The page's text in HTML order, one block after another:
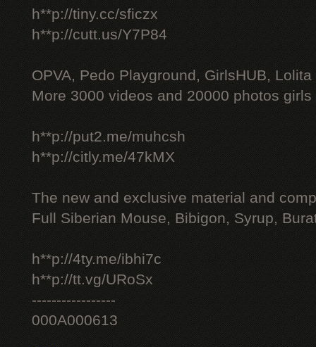
h**p://tiny.cc/sficzx
h**p://cutt.us/Y7P84
OPVA, Pedo Playground, GirlsHUB, Lolita
More 3000 videos and 20000 photos
h**p://put2.me/muhcsh
h**p://citly.me/47kMX
The new and exclusive material and
Full Siberian Mouse, Bibigon, Syrup,
h**p://4ty.me/ibhi7c
h**p://tt.vg/URoSx
-----------------
000A000613